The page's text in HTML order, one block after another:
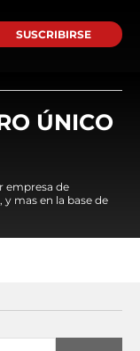
SUSCRIBIRSE
ÚNICO
empresa de
mas en la base de